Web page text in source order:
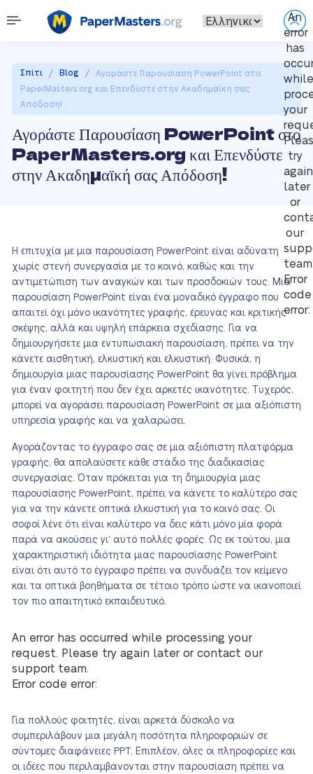
An
error
has
while
your
try
again
later
or
our
Error
code
error:
Σπίτι / Blog /
Αγοράστε Παρουσίαση PowerPoint στο
PaperMasters.org και Επενδύστε στην Ακαδημαϊκή σας
Απόδοση!
Αγοράστε Παρουσίαση PowerPoint στο
PaperMasters.org και Επενδύστε
στην Ακαδημαϊκή σας Απόδοση!
Η επιτυχία με μια παρουσίαση PowerPoint είναι αδύνατη
χωρίς στενή συνεργασία με το κοινό, καθώς και την
αντιμετώπιση των αναγκών και των προσδοκιών τους. Μια
παρουσίαση PowerPoint είναι ένα μοναδικό έγγραφο που
απαιτεί όχι μόνο ικανότητες γραφής, έρευνας και κριτικής
σκέψης, αλλά και υψηλή επάρκεια σχεδίασης. Για να
δημιουργήσετε μια εντυπωσιακή παρουσίαση, πρέπει να την
κάνετε αισθητική, ελκυστική και ελκυστική. Φυσικά, η
δημιουργία μιας παρουσίασης PowerPoint θα γίνει πρόβλημα
για έναν φοιτητή που δεν έχει αρκετές ικανότητες. Τυχερός,
μπορεί να αγοράσει παρουσίαση PowerPoint σε μια αξιόπιστη
υπηρεσία γραφής και να χαλαρώσει.
Αγοράζοντας το έγγραφο σας σε μια αξιόπιστη πλατφόρμα
γραφής, θα απολαύσετε κάθε στάδιο της διαδικασίας
συνεργασίας. Όταν πρόκειται για τη δημιουργία μιας
παρουσίασης PowerPoint, πρέπει να κάνετε το καλύτερο σας
για να την κάνετε οπτικά ελκυστική για το κοινό σας. Οι
σοφοί λένε ότι είναι καλύτερο να δεις κάτι μόνο μία φορά
παρά να ακούσεις γι’ αυτό πολλές φορές. Ως εκ τούτου, μια
χαρακτηριστική ιδιότητα μιας παρουσίασης PowerPoint
είναι ότι αυτό το έγγραφο πρέπει να συνδυάζει τον κείμενο
και τα οπτικά βοηθήματα σε τέτοιο τρόπο ώστε να ικανοποιεί
τον πιο απαιτητικό εκπαιδευτικό.
An error has occurred while processing your
request. Please try again later or contact our
support team.
Error code error:
Για πολλούς φοιτητές, είναι αρκετά δύσκολο να
συμπεριλάβουν μια μεγάλη ποσότητα πληροφοριών σε
σύντομες διαφάνειες PPT. Επιπλέον, όλες οι πληροφορίες και
οι ιδέες που περιλαμβάνονται στην παρουσίαση πρέπει να